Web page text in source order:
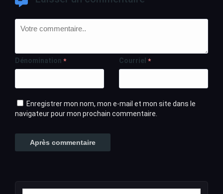
Dénomination * Courriel *
Enregistrer mon nom, mon e-mail et mon site dans le
navigateur pour mon prochain commentaire.